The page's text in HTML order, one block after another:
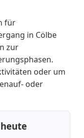
für
in Cölbe
zur
oder um
oder